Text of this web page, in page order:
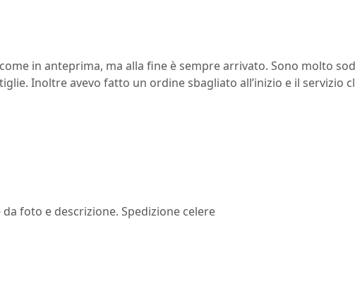
in anteprima, ma alla fine è sempre arrivato. Sono molto
Inoltre avevo fatto un ordine sbagliato all’inizio e il servizio
foto e descrizione. Spedizione celere